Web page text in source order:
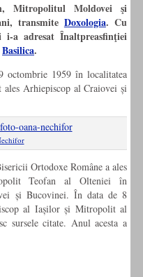
Mitropolitul Moldovei şi
transmite Doxologia. Cu
a adresat Înaltpreasfinţiei
Basilica.
octombrie 1959 în localitatea
Arhiepiscop al Craiovei și
Ortodoxe Române a ales
Teofan al Olteniei în
și Bucovinei. În data de 8
al Iașilor și Mitropolit al
sursele citate. Anul acesta a